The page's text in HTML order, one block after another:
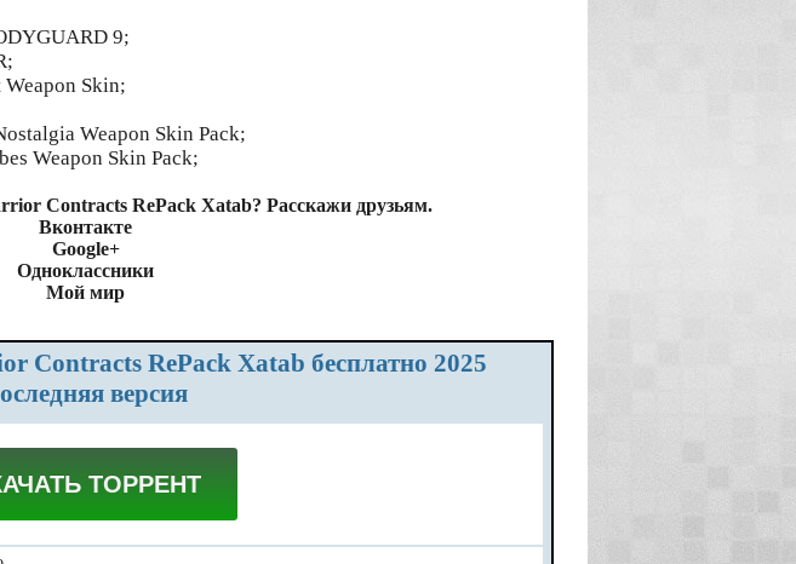
9;
Skin;
Weapon Skin Pack;
Weapon Skin Pack;
Contracts RePack Xatab? Расскажи друзьям.
Вконтакте
Google+
Одноклассники
Мой мир
версия
ТОРРЕНТ